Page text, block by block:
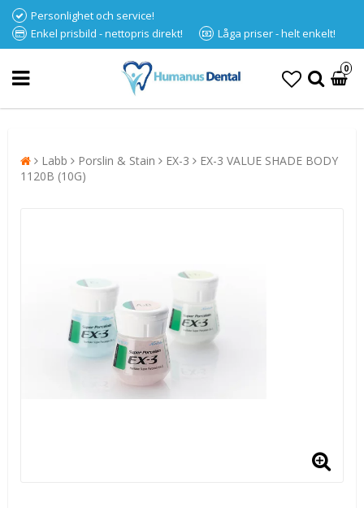
Personlighet och service!
Enkel prisbild - nettopris direkt!
Låga priser - helt enkelt!
0
Labb Porslin & Stain EX-3
EX-3 VALUE SHADE BODY
1120B (10G)